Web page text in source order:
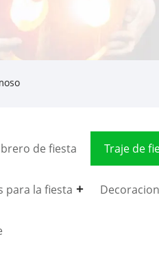
de fiesta Traje de
para la fiesta